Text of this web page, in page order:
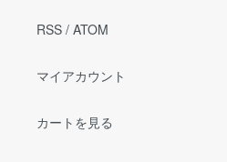
RSS / ATOM
マイアカウント
カートを見る